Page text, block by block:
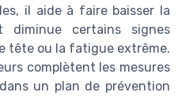
il aide à faire baisser la
diminue certains signes
tête ou la fatigue extrême.
complètent les mesures
un plan de prévention